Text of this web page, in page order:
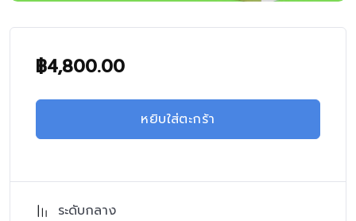
฿4,800.00
หยิบใส่ตะกร้า
ระดับกลาง